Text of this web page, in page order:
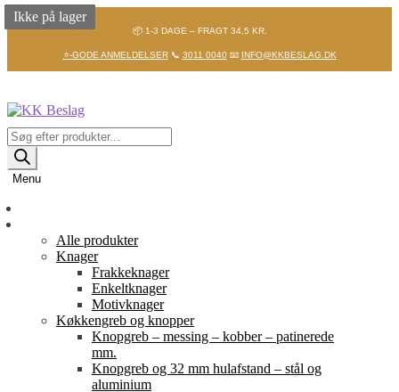
📦 1-3 DAGE – FRAGT 34,5 KR.
⭐-GODE ANMELDELSER📞 3011 0040📧 INFO@KKBESLAG.DK
Spring
til
navigation
Spring
til
indhold
Products
search
Menu
Alle produkter
Knager
Frakkeknager
Enkeltknager
Motivknager
Køkkengreb og knopper
Knopgreb – messing – kobber – patinerede
mm.
Knopgreb og 32 mm hulafstand – stål og
aluminium
Ikke på lager
Ikke på lager
Ikke på lager